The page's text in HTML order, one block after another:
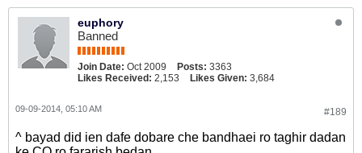
euphory
Banned
Join Date: Oct 2009 Posts: 3363
Likes Received: 2,153 Likes Given: 3,684
#189
09-09-2014, 05:10 AM
^ bayad did ien dafe dobare che bandhaei ro taghir dadan